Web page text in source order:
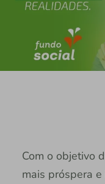
Com o objetivo
mais próspera